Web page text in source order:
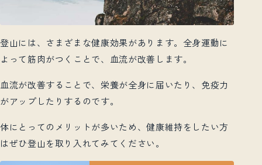
登山には、さまざまな健康効果があります。全身運動に
よって筋肉がつくことで、血流が改善します。
血流が改善することで、栄養が全身に届いたり、免疫力
がアップしたりするのです。
体にとってのメリットが多いため、健康維持をしたい方
はぜひ登山を取り入れてみてください。